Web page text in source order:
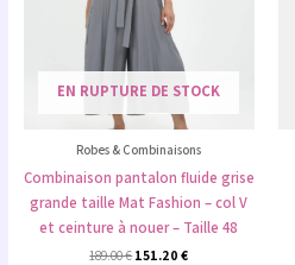
EN RUPTURE DE STOCK
Robes & Combinaisons
Combinaison pantalon fluide grise
grande taille Mat Fashion – col V
et ceinture à nouer – Taille 48
189.00€151.20€